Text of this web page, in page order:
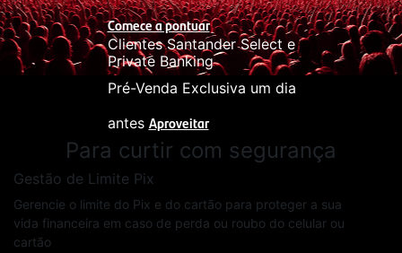
Comece a pontuar
Clientes Santander Select e
Private Banking
Pré-Venda Exclusiva um dia
antes Aproveitar
Para curtir com segurança
Gestão de Limite Pix
Gerencie o limite do Pix e do cartão para proteger a sua
vida financeira em caso de perda ou roubo do celular ou
cartão